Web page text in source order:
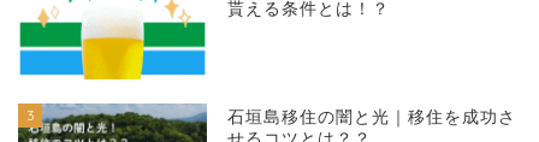
貰える条件とは！？
3
石垣島移住の闇と光｜移住を成功さ